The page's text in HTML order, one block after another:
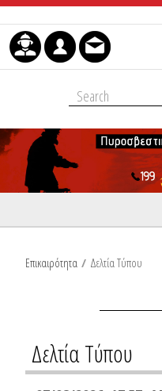
Skip to Content
Επικαιρότητα / Δελτία Τύπου
Δελτία Τύπου